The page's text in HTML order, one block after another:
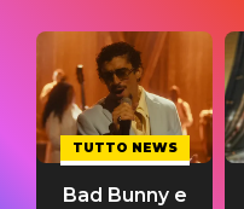
TUTTO NEWS
Bad Bunny e